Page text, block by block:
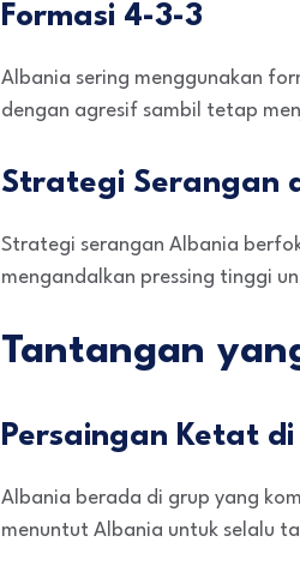
Formasi 4-3-3
Albania sering menggunakan
dengan agresif sambil tetap
Strategi Serangan
Strategi serangan Albania
mengandalkan pressing tinggi
Tantangan
Persaingan Ketat
Albania berada di grup yang
menuntut Albania untuk selalu